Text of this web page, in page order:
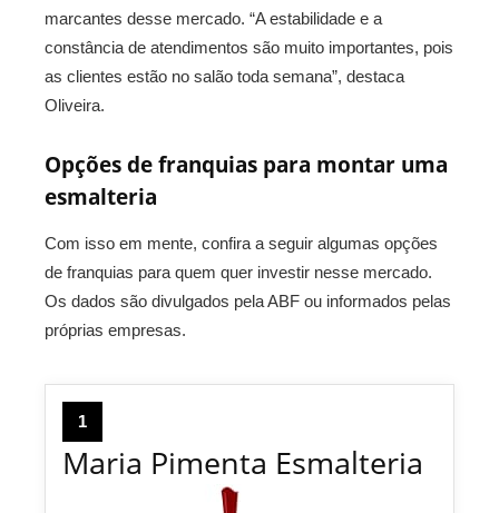
marcantes desse mercado. “A estabilidade e a
constância de atendimentos são muito importantes, pois
as clientes estão no salão toda semana”, destaca
Oliveira.
Opções de franquias para montar uma
esmalteria
Com isso em mente, confira a seguir algumas opções
de franquias para quem quer investir nesse mercado.
Os dados são divulgados pela ABF ou informados pelas
próprias empresas.
1
Maria Pimenta Esmalteria